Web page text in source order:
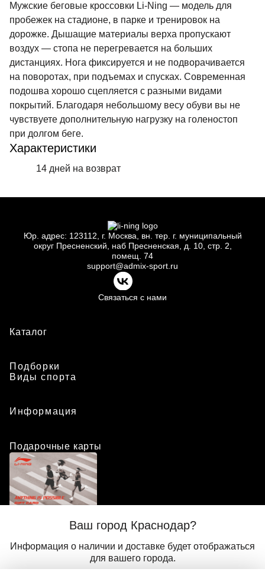
Ваш город Краснодар?
Информация о наличии и доставке будет отображаться
для вашего города.
Мужские беговые кроссовки Li-Ning — модель для
пробежек на стадионе, в парке и тренировок на
дорожке. Дышащие материалы верха пропускают
воздух — стопа не перегревается на больших
дистанциях. Нога фиксируется и не подворачивается
на поворотах, при подъемах и спусках. Современная
подошва хорошо сцепляется с разными видами
покрытий. Благодаря небольшому весу обуви вы не
чувствуете дополнительную нагрузку на голеностоп
при долгом беге.
Характеристики
14 дней на возврат
Юр. адрес: 123112, г. Москва, вн. тер. г. муниципальный
округ Пресненский, наб Пресненская, д.
10, стр. 2,
помещ. 74
support@admix-sport.ru
Связаться с нами
Каталог
Подборки
Виды спорта
Информация
Подарочные карты
Положение о программе лояльности